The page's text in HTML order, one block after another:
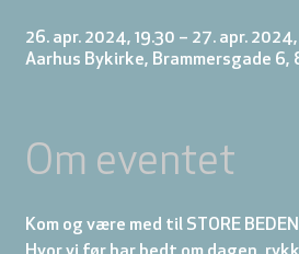
26. apr. 2024, 19.30 – 27. apr.
Aarhus Bykirke, Brammersgade 6,
Om eventet
Kom og være med til STORE